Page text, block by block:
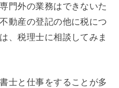
門外の業務はできないた
動産の登記の他に税につ
、税理士に相談してみま
士と仕事をすることが多